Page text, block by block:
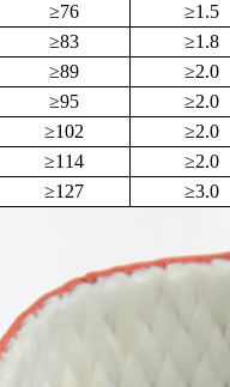
≥76 ≥1.5
≥83 ≥1.8
≥89 ≥2.0
≥95 ≥2.0
≥102 ≥2.0
≥114 ≥2.0
≥127 ≥3.0